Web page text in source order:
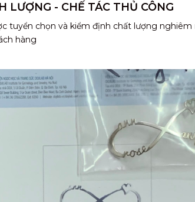
LƯỢNG - CHẾ TÁC THỦ CÔNG
tuyển chọn và kiểm định chất lượng
hàng